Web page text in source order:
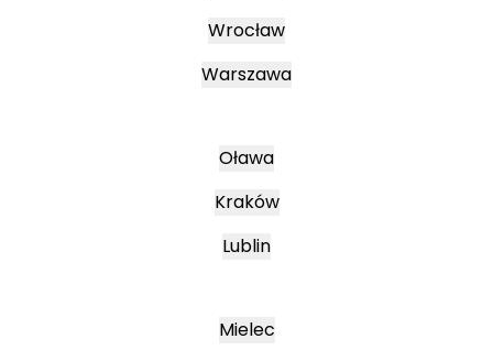
Wrocław
Warszawa
Oława
Kraków
Lublin
Mielec